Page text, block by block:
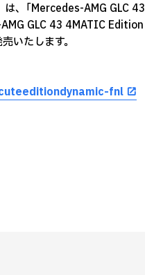
は､「Mercedes-AMG GLC 43
GLC 43 4MATIC Edition
たします。
fnl